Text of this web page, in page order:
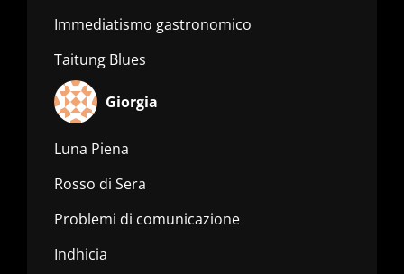
Immediatismo gastronomico
Taitung Blues
Giorgia
Luna Piena
Rosso di Sera
Problemi di comunicazione
Indhicia